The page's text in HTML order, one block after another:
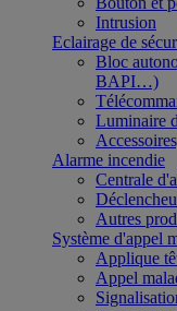
Intrusion
Eclairage de
Bloc
BAPI…)
Luminaire
Alarme incendie
Centrale
Autres
Système d'appel
Applique
Appel